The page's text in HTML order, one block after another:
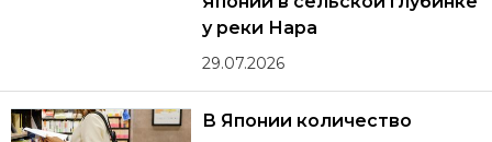
у реки Нара
29.07.2026
В Японии количество